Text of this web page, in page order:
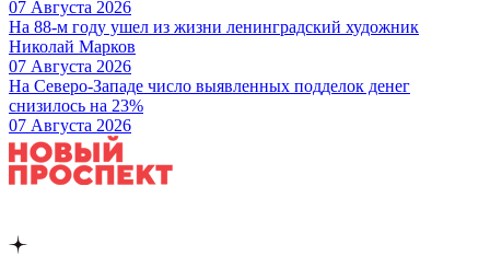
07 Августа 2026
На 88-м году ушел из жизни ленинградский художник
Николай Марков
07 Августа 2026
На Северо-Западе число выявленных подделок денег
снизилось на 23%
07 Августа 2026